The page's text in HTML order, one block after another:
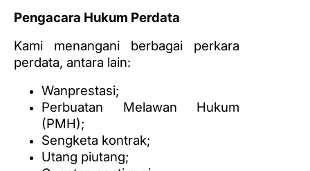
Pengacara Hukum Perdata
Kami menangani berbagai perkara
perdata, antara lain:
Wanprestasi;
Perbuatan Melawan Hukum
(PMH);
Sengketa kontrak;
Utang piutang;